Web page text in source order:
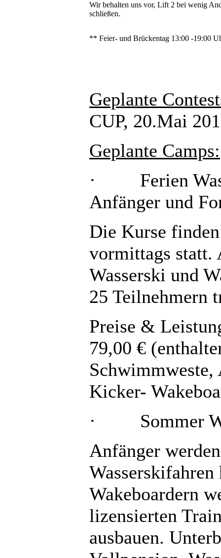
Wir behalten uns vor, Lift 2 bei wenig
schließen.
** Feier- und Brückentag 13:00 -19:00
Geplante
CUP, 20.Mai
Geplante Camps:
· Ferien
Anfänger und
Die Kurse
vormittags statt.
Wasserski und
25 Teilnehmern
Preise &
79,00 €
Schwimmweste,
Kicker-
· Sommer
Anfänger
Wakeboardern
lizensierten
ausbauen.